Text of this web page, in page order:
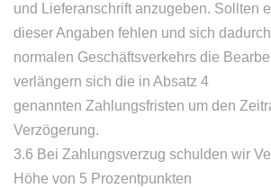
und Lieferanschrift anzugeben. Sollten
dieser Angaben fehlen und sich
normalen Geschäftsverkehrs die
verlängern sich die in Absatz 4
genannten Zahlungsfristen um den
Verzögerung.
3.6 Bei Zahlungsverzug schulden wir
Höhe von 5 Prozentpunkten